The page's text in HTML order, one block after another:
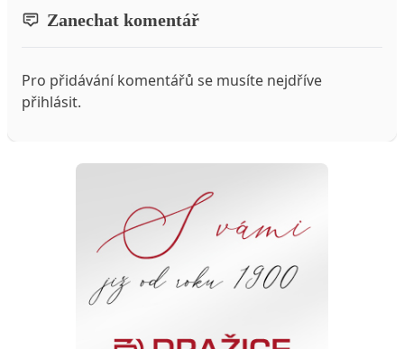
Zanechat komentář
Pro přidávání komentářů se musíte nejdříve
přihlásit.